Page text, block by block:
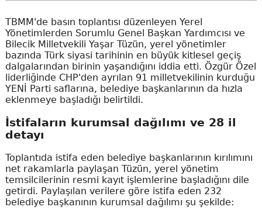
TBMM'de basın toplantısı düzenleyen Yerel
Yönetimlerden Sorumlu Genel Başkan Yardımcısı ve
Bilecik Milletvekili Yaşar Tüzün, yerel yönetimler
bazında Türk siyasi tarihinin en büyük kitlesel geçiş
dalgalarından birinin yaşandığını iddia etti. Özgür Özel
liderliğinde CHP'den ayrılan 91 milletvekilinin kurduğu
YENİ Parti saflarına, belediye başkanlarının da hızla
eklenmeye başladığı belirtildi.
İstifaların kurumsal dağılımı ve 28 il
detayı
Toplantıda istifa eden belediye başkanlarının kırılımını
net rakamlarla paylaşan Tüzün, yerel yönetim
temsilcilerinin resmi kayıt işlemlerine başladığını dile
getirdi. Paylaşılan verilere göre istifa eden 232
belediye başkanının kurumsal dağılımı şu şekilde: